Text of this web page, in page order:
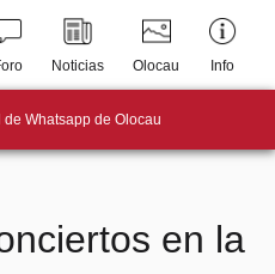
Noticias Olocau Info
de Whatsapp de Olocau
en la